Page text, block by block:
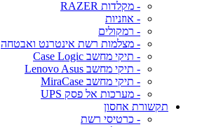
- מקלדות RAZER
- אוזניות
- רמקולים
- מצלמות רשת אינטרנט ואבטחה
- תיקי מחשב Case Logic
- תיקי מחשב Lenovo Asus
- תיקי מחשב MiraCase
- מערכות אל פסק UPS
תקשורת אחסון
- כרטיסי רשת